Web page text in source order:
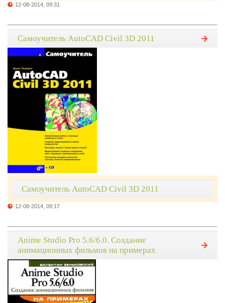
12-08-2014, 09:31
Самоучитель AutoCAD Civil 3D 2011
Самоучитель AutoCAD Civil 3D 2011
12-08-2014, 09:17
Anime Studio Pro 5.6/6.0. Создание
анимационных фильмов на примерах